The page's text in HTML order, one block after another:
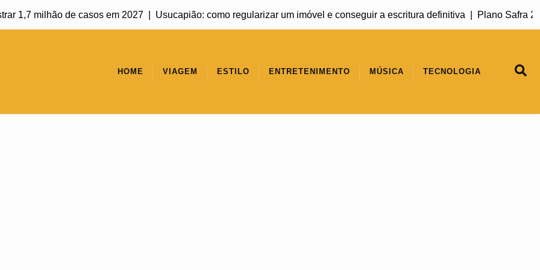
1,7 milhão de casos em 2027 |Usucapião: como regularizar um imóvel e conseguir a escritura definitiva |Plano Safra
HOME VIAGEM ESTILO ENTRETENIMENTO MÚSICA TECNOLOGIA